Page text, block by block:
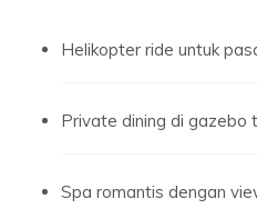
Helikopter ride untuk
Private dining di gazebo
Spa romantis dengan